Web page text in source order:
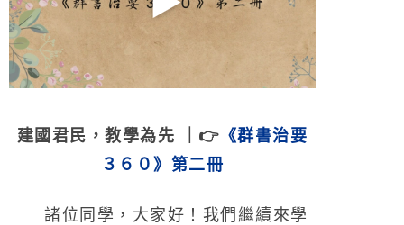
建國君民，教學為先 ｜👉 《群書治要
３ ６０》第二冊
諸位同學，大家好！我們繼續來學